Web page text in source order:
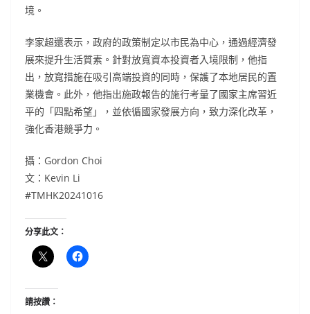
境。
李家超還表示，政府的政策制定以市民為中心，通過經濟發
展來提升生活質素。針對放寬資本投資者入境限制，他指
出，放寬措施在吸引高端投資的同時，保護了本地居民的置
業機會。此外，他指出施政報告的施行考量了國家主席習近
平的「四點希望」，並依循國家發展方向，致力深化改革，
強化香港競爭力。
攝：Gordon Choi
文：Kevin Li
#TMHK20241016
分享此文：
請按讚：